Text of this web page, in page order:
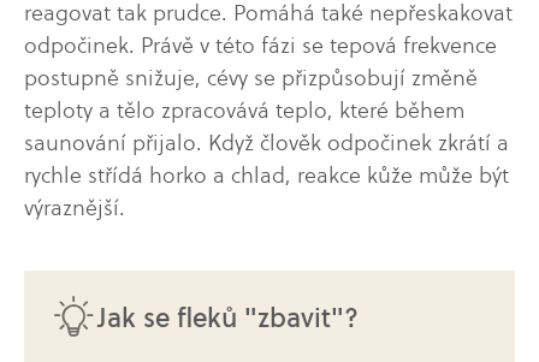
reagovat tak prudce. Pomáhá také nepřeskakovat
odpočinek. Právě v této fázi se tepová frekvence
postupně snižuje, cévy se přizpůsobují změně
teploty a tělo zpracovává teplo, které během
saunování přijalo. Když člověk odpočinek zkrátí a
rychle střídá horko a chlad, reakce kůže může být
výraznější.
Jak se fleků "zbavit"?